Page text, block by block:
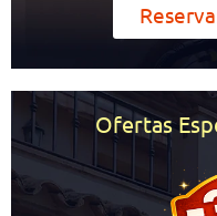
Ofertas